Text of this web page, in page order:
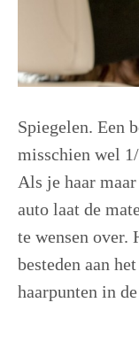
Spiegelen. Een
misschien wel
Als je haar
auto laat de
te wensen over.
besteden aan
haarpunten in